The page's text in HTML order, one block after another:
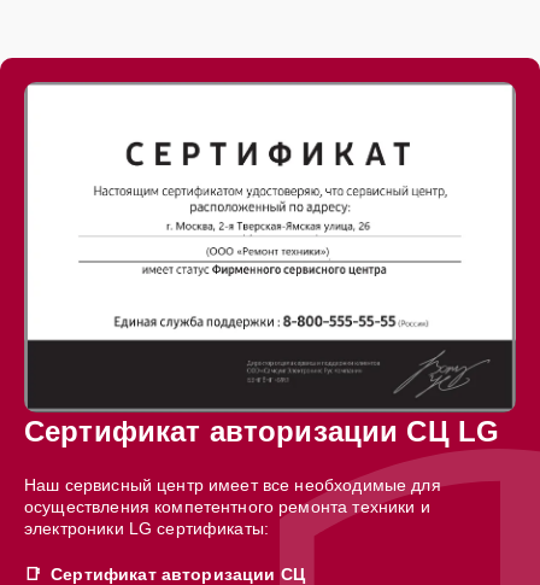
Сертификат авторизации СЦ LG
Наш сервисный центр имеет все необходимые для
осуществления компетентного ремонта техники и
электроники LG сертификаты:
Сертификат авторизации СЦ